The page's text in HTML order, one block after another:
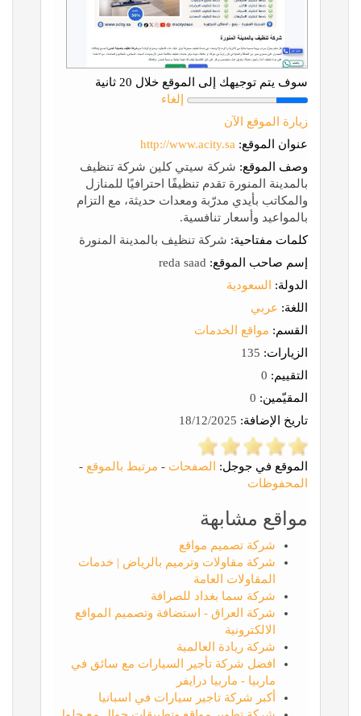
سوف يتم توجيهك إلى الموقع خلال 20 ثانية
إلغاء
زيارة الموقع الآن
عنوان الموقع: http://www.acity.sa
وصف الموقع: شركة سيتي كلين شركة تنظيف
بالمدينة المنورة تقدم تنظيفًا احترافيًا للمنازل
والمكاتب بأيدي مدرّبة ومعدات حديثة، مع التزام
بالمواعيد وأسعار تنافسية.
كلمات مفتاحية: شركة تنظيف بالمدينة المنورة
إسم صاحب الموقع:
الدولة:
السعودية
اللغة: عربي
القسم: مواقع الخدمات
الزيارات:
التقييم:
المقيّمين:
تاريخ الإضافة:
الموقع في جوجل: الصفحات - مرتبط بالموقع -
المحفوظات
مواقع مشابهة
شركة تصميم مواقع
شركة مقاولات وترميم بالرياض | خدمات
المقاولات العامة
شركة سما بغداد للصرافة
شركة العراق - استضافة وتصميم المواقع
الالكترونية
شركة ريادة العالمية
افضل شركة تأجير السيارات مع سائق في
ماربيا - ماربيا درايفر
أكبر شركة تاجير سيارات في اسبانيا